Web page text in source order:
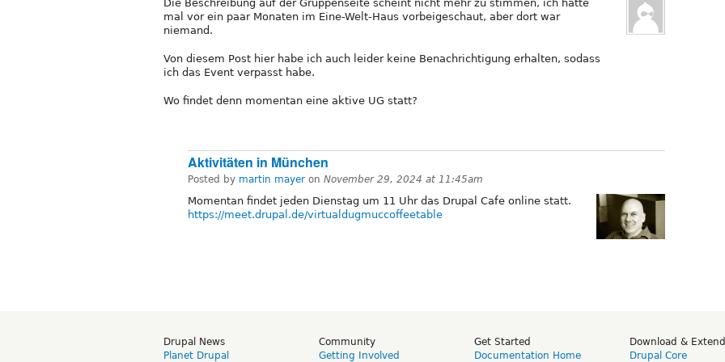
Die Beschreibung auf der Gruppenseite scheint nicht mehr zu stimmen, ich hatte
mal vor ein paar Monaten im Eine-Welt-Haus vorbeigeschaut, aber dort war
niemand.
Von diesem Post hier habe ich auch leider keine Benachrichtigung erhalten, sodass
ich das Event verpasst habe.
Wo findet denn momentan eine aktive UG statt?
Aktivitäten in München
Posted by martin mayer on November 29, 2024 at 11:45am
Momentan findet jeden Dienstag um 11 Uhr das Drupal Cafe online statt.
https://meet.drupal.de/virtualdugmuccoffeetable
Drupal News
Planet Drupal
Community
Getting Involved
Get Started
Documentation Home
Download & Extend
Drupal Core